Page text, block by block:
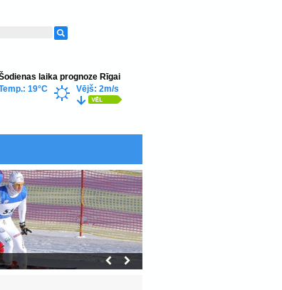
laika prognoze Rīgai
19°C
Vējš: 2m/s